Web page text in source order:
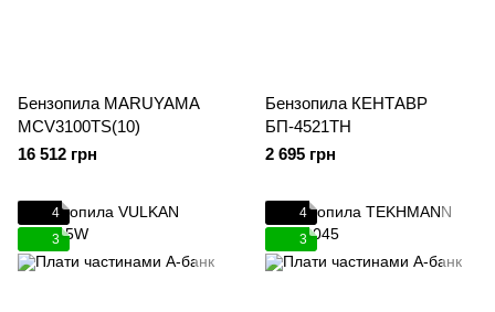
Бензопила MARUYAMA
MCV3100TS(10)
16 512 грн
Бензопила КЕНТАВР
БП-4521ТН
2 695 грн
4
3
4
3